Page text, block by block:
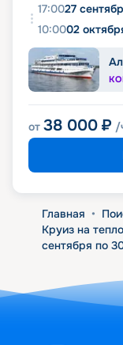
17:0027
10:0002
от 38 000 ₽ /
Главная •
Круиз на
сентября по